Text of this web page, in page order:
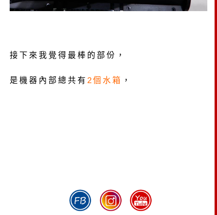
接下來我覺得最棒的部份，
是機器內部總共有 2個水箱 ，